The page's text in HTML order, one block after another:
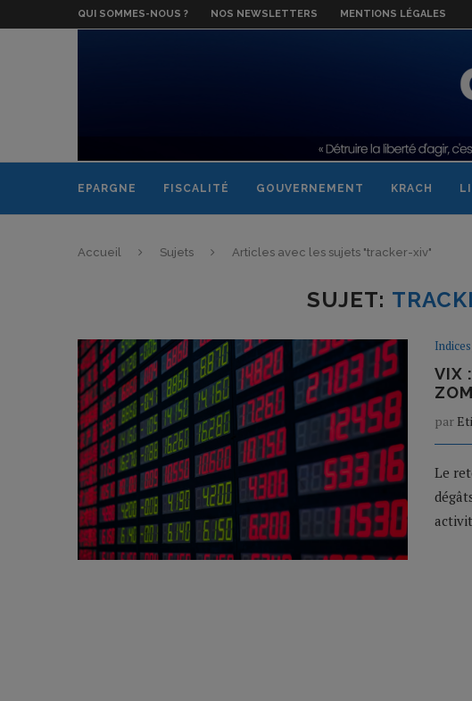
QUI SOMMES-NOUS ? NOS NEWSLETTERS MENTIONS LÉGALES
EPARGNE FISCALITÉ GOUVERNEMENT KRACH
Accueil Sujets Articles avec les sujets "tracker-xiv"
SUJET:
VIX
par
Le